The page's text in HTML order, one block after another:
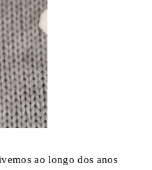
ao longo dos anos